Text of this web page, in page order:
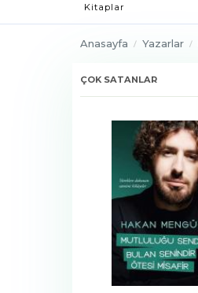
Kitaplar
Anasayfa Yazarlar
ÇOK SATANLAR